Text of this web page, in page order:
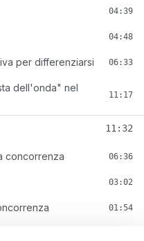
04:39
04:48
per differenziarsi 06:33
dell'onda" nel
11:17
11:32
concorrenza 06:36
03:02
01:54